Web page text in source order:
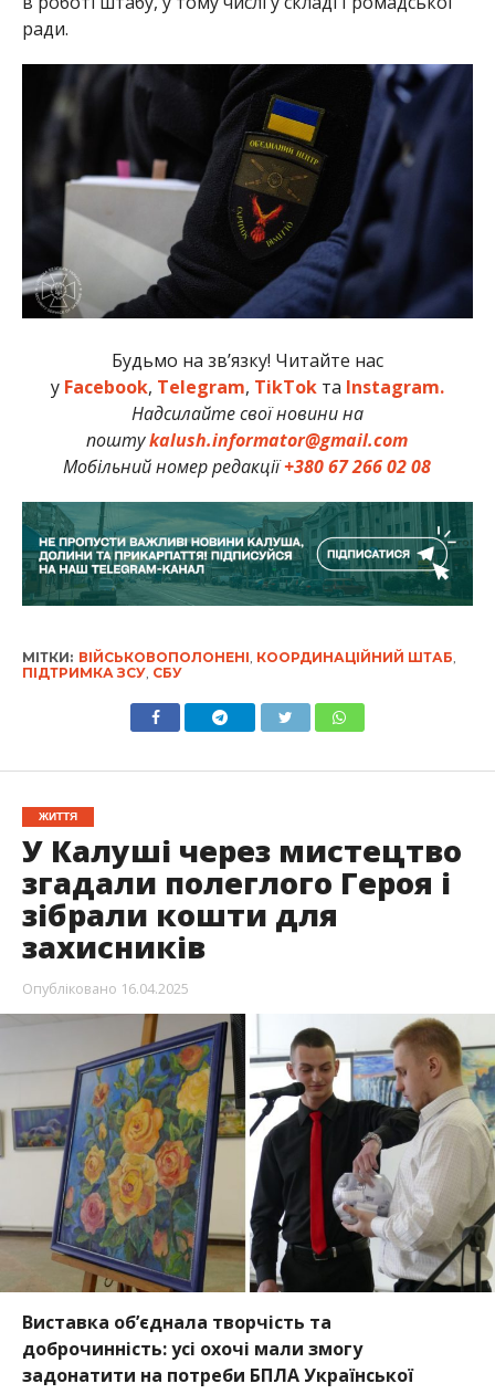
ради.
Будьмо на зв’язку! Читайте нас
у Facebook, Telegram, TikTokта Instagram.
Надсилайте свої новини на
поштуkalush.informator@gmail.com
Мобільний номер редакції+380 67 266 02 08
МІТКИ: ВІЙСЬКОВОПОЛОНЕНІ КООРДИНАЦІЙНИЙ ШТАБ
ПІДТРИМКА ЗСУ, СБУ
ЖИТТЯ
У Калуші через мистецтво
згадали полеглого Героя і
зібрали кошти для
захисників
Опубліковано 16.04.2025
Виставка об’єднала творчість та
доброчинність: усі охочі мали змогу
задонатити на потреби БПЛА Української